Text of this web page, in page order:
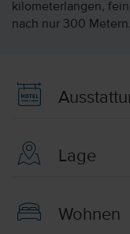
kilometerlangen,
nach nur 300
Lage
Wohnen